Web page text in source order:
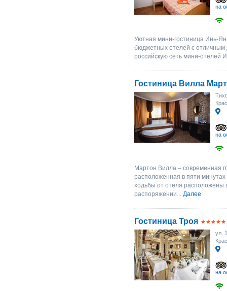
на
Уютная мини-гостиница Инь-
бюджетных отелей с
российскую сеть мини-отелей
Гостиница Вилла
на
Мартон Вилла – современная
расположенная в пяти
ходьбы от отеля расположены
распоряжении... Далее
Гостиница Троя
ул.
на